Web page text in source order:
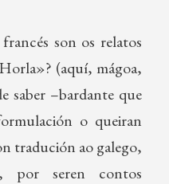
son os relatos
(aquí, mágoa,
saber –bardante que
o queiran
tradución ao galego,
por seren contos